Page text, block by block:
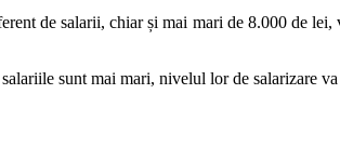
de salarii, chiar și mai mari de 8.000 de
sunt mai mari, nivelul lor de salarizare